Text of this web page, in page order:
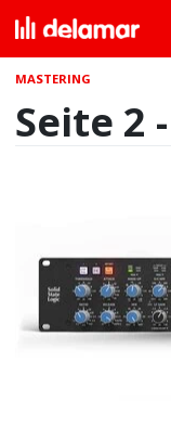
MASTERING
Seite 2 -